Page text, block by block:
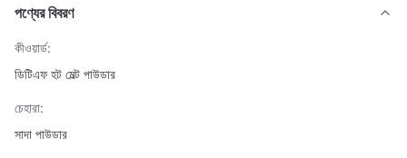
পণ্যের বিবরণ
কীওয়ার্ড:
ডিটিএফ হট মেল্ট পাউডার
চেহারা:
সাদা পাউডার